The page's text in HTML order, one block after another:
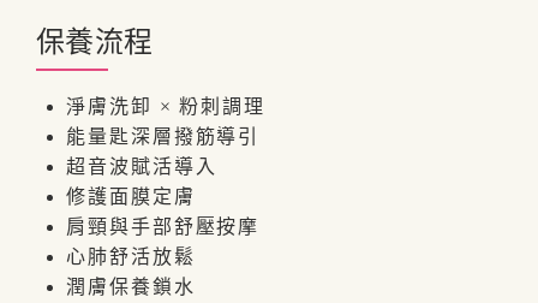
保養流程
淨膚洗卸 × 粉刺調理
能量匙深層撥筋導引
超音波賦活導入
修護面膜定膚
肩頸與手部舒壓按摩
心肺舒活放鬆
潤膚保養鎖水